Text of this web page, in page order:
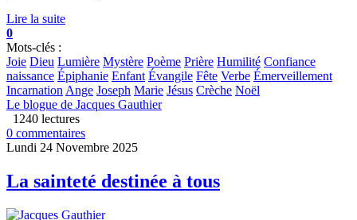
Lire la suite
0
Mots-clés :
Joie Dieu Lumière Mystère Poème Prière Humilité Confiance
naissance Épiphanie Enfant Évangile Fête Verbe Émerveillement
IncarnationAnge Joseph Marie Jésus Crèche Noël
Le blogue de Jacques Gauthier
1240 lectures
0 commentaires
Lundi 24 Novembre 2025
La sainteté destinée à tous